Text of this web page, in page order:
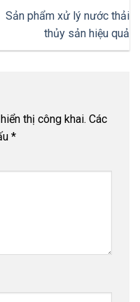
Sản phẩm xử lý nước thải
thủy sản hiệu quả
thị công khai. Các
*